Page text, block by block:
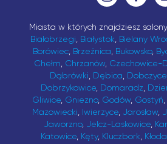
Miasta w których znajdziesz
Białobrzegi, Białystok, Bielany
Borówiec, Brzeźnica, Bukowsko,
Chełm, Chrzanów, Czechowice-
Dąbrówki, Dębica, Dobczyce
Dobrzykowice, Domaradz,
Gliwice, Gniezno, Godów, Gostyń,
Mazowiecki, Iwierzyce, Jarosław,
Jaworzno, Jelcz-Laskowice,
Katowice, Kęty, Kluczbork,